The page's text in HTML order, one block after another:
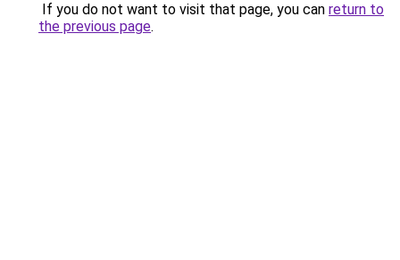
If you do not want to visit that page, you can return to
the previous page.